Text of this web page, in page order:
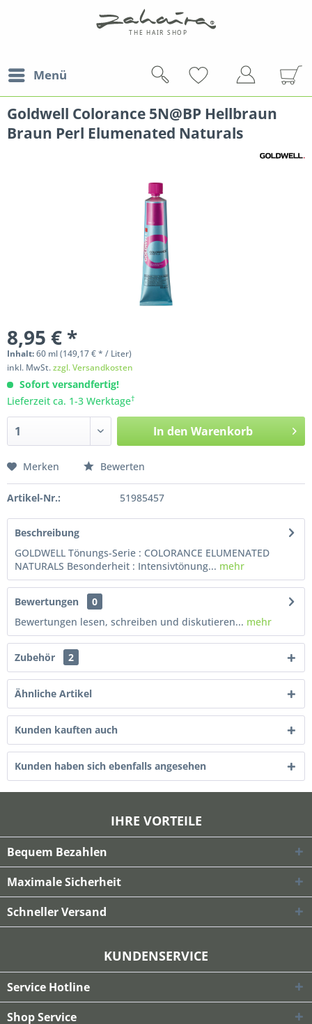
Menü
Goldwell Colorance 5N@BP Hellbraun
Braun Perl Elumenated Naturals
8,95 € *
Inhalt:60 ml(149,17 € * / Liter)
inkl. MwSt.zzgl. Versandkosten
Sofort versandfertig!
Lieferzeit ca. 1-3 Werktage†
In den Warenkorb
Merken Bewerten
Artikel-Nr.: 51985457
Beschreibung
GOLDWELL Tönungs-Serie : COLORANCE ELUMENATED
NATURALS Besonderheit : Intensivtönung... mehr
Bewertungen
0
Bewertungen lesen, schreiben und diskutieren... mehr
Zubehör 2
Ähnliche Artikel
Kunden kauften auch
Kunden haben sich ebenfalls angesehen
IHRE VORTEILE
Bequem Bezahlen
Maximale Sicherheit
Schneller Versand
KUNDENSERVICE
Service Hotline
Shop Service